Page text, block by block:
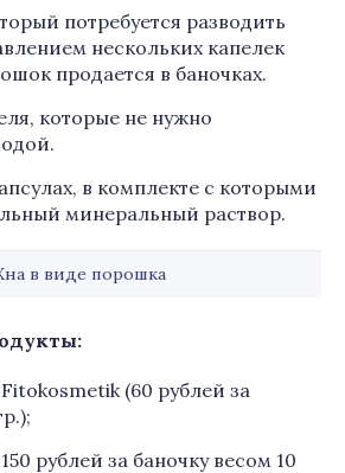
потребуется разводить
нескольких капелек
продается в баночках.
которые не нужно
в комплекте с которыми
минеральный раствор.
в виде порошка
(60 рублей за
рублей за баночку весом 10